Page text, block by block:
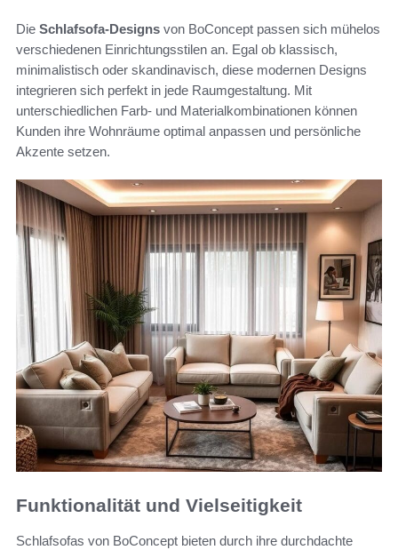
Die Schlafsofa-Designs von BoConcept passen sich mühelos
verschiedenen Einrichtungsstilen an. Egal ob klassisch,
minimalistisch oder skandinavisch, diese modernen Designs
integrieren sich perfekt in jede Raumgestaltung. Mit
unterschiedlichen Farb- und Materialkombinationen können
Kunden ihre Wohnräume optimal anpassen und persönliche
Akzente setzen.
Funktionalität und Vielseitigkeit
Schlafsofas von BoConcept bieten durch ihre durchdachte